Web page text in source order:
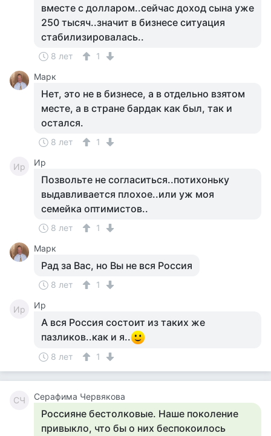
вместе с долларом..сейчас доход сына уже
250 тысяч..значит в бизнесе ситуация
стабилизировалась..
8 лет
1
Марк
Нет, это не в бизнесе, а в отдельно взятом
месте, а в стране бардак как был, так и
остался.
8 лет 1
Ир Ир
Позвольте не согласиться..потихоньку
выдавливается плохое..или уж моя
семейка оптимистов..
8 лет
1
Марк
Рад за Вас, но Вы не вся Россия
8 лет 1
Ир Ир
А вся Россия состоит из таких же
пазликов..как и я..
8 лет 1
СЧ Серафима Червякова
Россияне бестолковые. Наше поколение
привыкло, что бы о них беспокоилось